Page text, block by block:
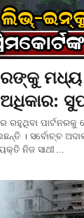
ପାର୍ଟନରକୁ
। ସର୍ବୋଚ୍ଚ
ନିଜ ସାଥୀ…